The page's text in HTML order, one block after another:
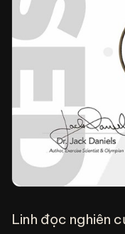
Linh đọc nghiên